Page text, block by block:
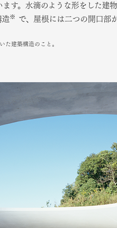
ます。水滴のような形をした
造※ で、屋根には二つの開口部
た建築構造のこと。